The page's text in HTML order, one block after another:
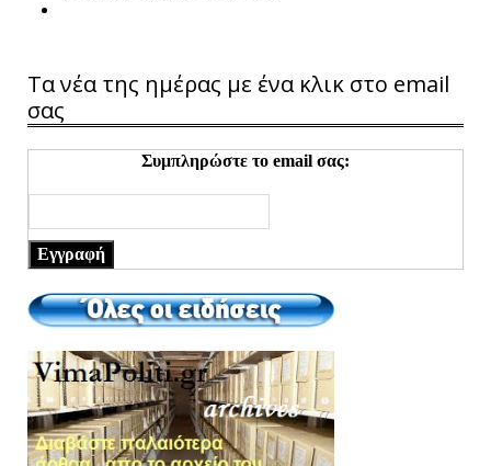
Τα νέα της ημέρας με ένα κλικ στο email
σας
Συμπληρώστε το email σας:
Εγγραφή